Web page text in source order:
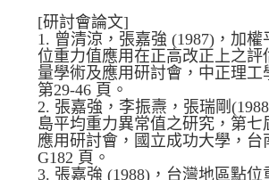
[研討會論文]
1. 曾清涼，張嘉強 (1987)，加
位重力值應用在正高改正上之評
量學術及應用研討會，中正理工
第29-46 頁。
2. 張嘉強，李振燾，張瑞剛
島平均重力異常值之研究，第七
應用研討會，國立成功大學，台
G182 頁。
3. 張嘉強 (1988)，台灣地區點位